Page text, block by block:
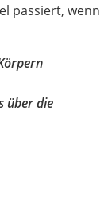
passiert, wenn
über die